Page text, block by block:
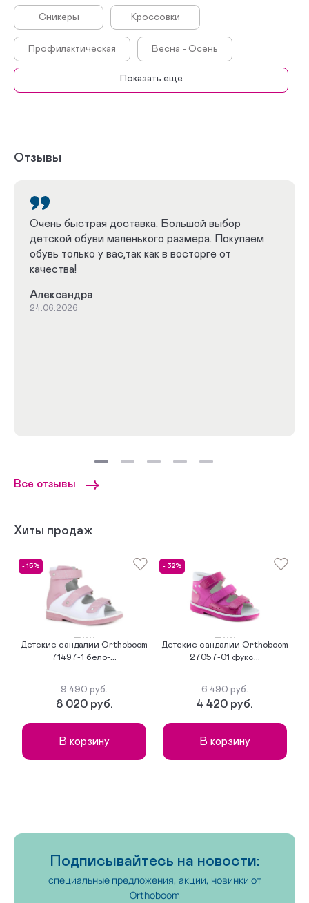
Сникеры Кроссовки
профилактическая Весна - Осень
Зима
Показать еще
Отзывы
Очень быстрая доставка. Большой выбор
детской обуви маленького размера. Покупаем
обувь только у вас,так как в восторге от
качества!
Александра
24.06.2026
Все отзывы
Хиты продаж
- 15%
Детские сандалии Orthoboom
71497-1 бело-...
9 490 руб.
8 020 руб.
В корзину
- 32%
Детские сандалии Orthoboom
27057-01 фукс...
6 490 руб.
4 420 руб.
В корзину
Подписывайтесь на новости:
специальные предложения, акции, новинки от
Orthoboom